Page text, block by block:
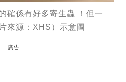
確係有好多寄生蟲 ！但一
來源：XHS）示意圖
廣告